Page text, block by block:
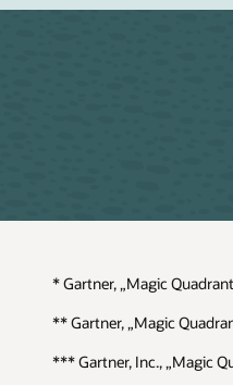
* Gartner, „Magic
** Gartner, „Magic
*** Gartner, Inc., „Magic